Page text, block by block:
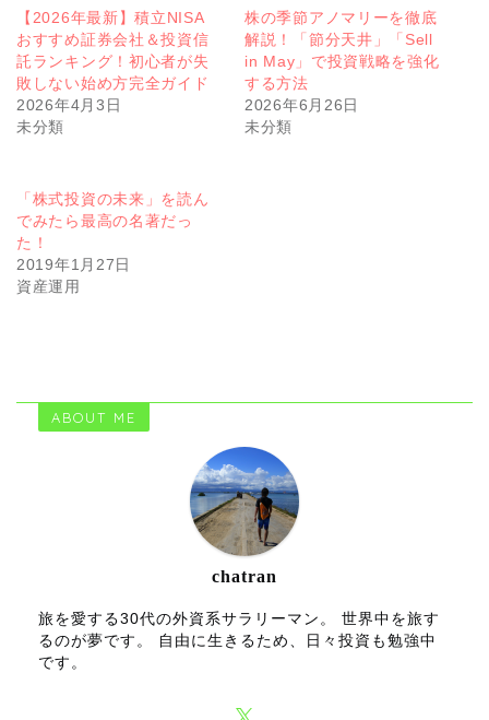
【2026年最新】積立NISA
おすすめ証券会社＆投資信
託ランキング！初心者が失
敗しない始め方完全ガイド
2026年4月3日
未分類
株の季節アノマリーを徹底
解説！「節分天井」「Sell
in May」で投資戦略を強化
する方法
2026年6月26日
未分類
「株式投資の未来」を読ん
でみたら最高の名著だっ
た！
2019年1月27日
資産運用
ABOUT ME
chatran
旅を愛する30代の外資系サラリーマン。 世界中を旅す
るのが夢です。 自由に生きるため、日々投資も勉強中
です。